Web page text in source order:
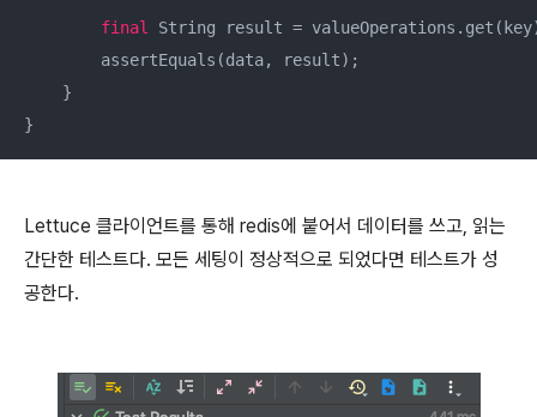
final
String result =
        assertEquals(data, result);
    }
}
Lettuce 클라이언트를 통해 redis에 붙어서 데이터를 쓰고, 읽는
간단한 테스트다. 모든 세팅이 정상적으로 되었다면 테스트가 성
공한다.